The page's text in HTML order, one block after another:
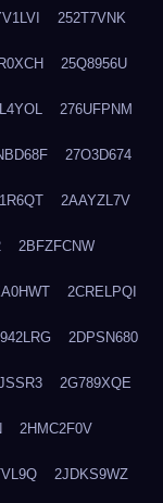
252T7VNK
25Q8956U
276UFPNM
27O3D674
2AAYZL7V
2BFZFCNW
2CRELPQI
2DPSN680
2G789XQE
2HMC2F0V
2JDKS9WZ